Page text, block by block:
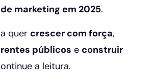
marketing em 2025.
quer crescer com força,
públicos e construir
a leitura.